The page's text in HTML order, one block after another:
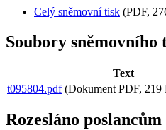
Celý sněmovní tisk (PDF,
Soubory sněmovního
Text
t095804.pdf(Dokument PDF, 219
Rozesláno poslancům